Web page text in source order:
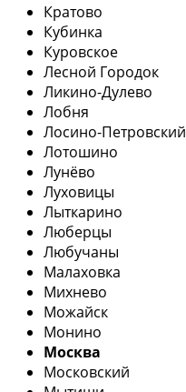
Кратово
Кубинка
Куровское
Лесной Городок
Ликино-Дулево
Лобня
Лосино-Петровский
Лотошино
Лунёво
Луховицы
Лыткарино
Люберцы
Любучаны
Малаховка
Михнево
Можайск
Монино
Москва
Московский